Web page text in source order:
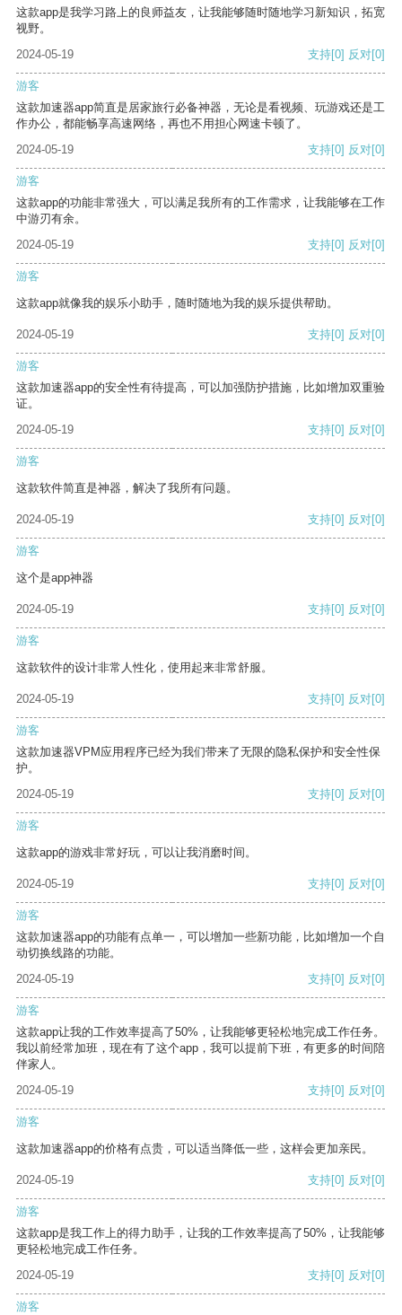
这款app是我学习路上的良师益友，让我能够随时随地学习新知识，拓宽
视野。
2024-05-19
支持[0] 反对[0]
游客
这款加速器app简直是居家旅行必备神器，无论是看视频、玩游戏还是工
作办公，都能畅享高速网络，再也不用担心网速卡顿了。
2024-05-19
支持[0] 反对[0]
游客
这款app的功能非常强大，可以满足我所有的工作需求，让我能够在工作
中游刃有余。
2024-05-19
支持[0] 反对[0]
游客
这款app就像我的娱乐小助手，随时随地为我的娱乐提供帮助。
2024-05-19 支持[0] 反对[0]
游客
这款加速器app的安全性有待提高，可以加强防护措施，比如增加双重验
证。
2024-05-19
支持[0] 反对[0]
游客
这款软件简直是神器，解决了我所有问题。
2024-05-19 支持[0] 反对[0]
游客
这个是app神器
2024-05-19 支持[0] 反对[0]
游客
这款软件的设计非常人性化，使用起来非常舒服。
2024-05-19 支持[0] 反对[0]
游客
这款加速器VPM应用程序已经为我们带来了无限的隐私保护和安全性保
护。
2024-05-19
支持[0] 反对[0]
游客
这款app的游戏非常好玩，可以让我消磨时间。
2024-05-19 支持[0] 反对[0]
游客
这款加速器app的功能有点单一，可以增加一些新功能，比如增加一个自
动切换线路的功能。
2024-05-19
支持[0] 反对[0]
游客
这款app让我的工作效率提高了50%，让我能够更轻松地完成工作任务。
我以前经常加班，现在有了这个app，我可以提前下班，有更多的时间陪
伴家人。
2024-05-19
支持[0] 反对[0]
游客
这款加速器app的价格有点贵，可以适当降低一些，这样会更加亲民。
2024-05-19 支持[0] 反对[0]
游客
这款app是我工作上的得力助手，让我的工作效率提高了50%，让我能够
更轻松地完成工作任务。
2024-05-19
支持[0] 反对[0]
游客